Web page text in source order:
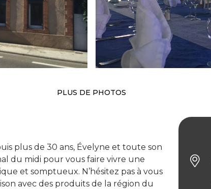
PLUS DE PHOTOS
plus de 30 ans, Évelyne et toute son
du midi pour vous faire vivre une
et somptueux. N’hésitez pas à vous
avec des produits de la région du